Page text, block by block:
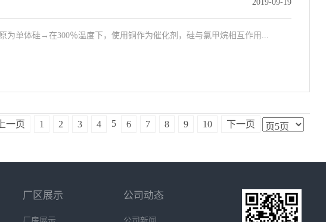
2019-09-19
为单体硅→在300％温度下，使用铜作为催化剂，硅与氯甲烷相互作用...
上一页 1 2 3 4 5 6 7 8 9 10 下一页
厂区展示 公司动态